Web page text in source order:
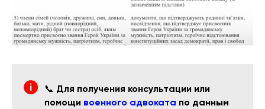
📞 Для получения консультации или
помощи военного адвоката по данным